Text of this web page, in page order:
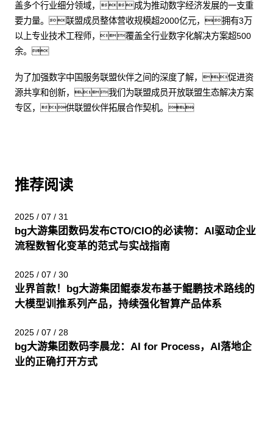
盖多个行业细分领域，成为推动数字经济发展的一支重
要力量。联盟成员整体营收规模超2000亿元，拥有3万
以上专业技术工程师，覆盖全行业数字化解决方案超500
余。
为了加强数字中国服务联盟伙伴之间的深度了解，促进资
源共享和创新，我们为联盟成员开放联盟生态解决方案
专区，供联盟伙伴拓展合作契机。
推荐阅读
2025 / 07 / 31
bg大游集团数码发布CTO/CIO的必读物：AI驱动企业
流程数智化变革的范式与实战指南
2025 / 07 / 30
业界首款！bg大游集团鲲泰发布基于鲲鹏技术路线的
大模型训推系列产品，持续强化智算产品体系
2025 / 07 / 28
bg大游集团数码李晨龙：AI for Process，AI落地企
业的正确打开方式